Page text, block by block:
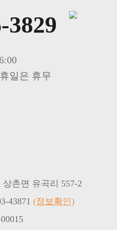
3829
일은 휴무
촌면 유곡리 557-2
43871 (정보확인)